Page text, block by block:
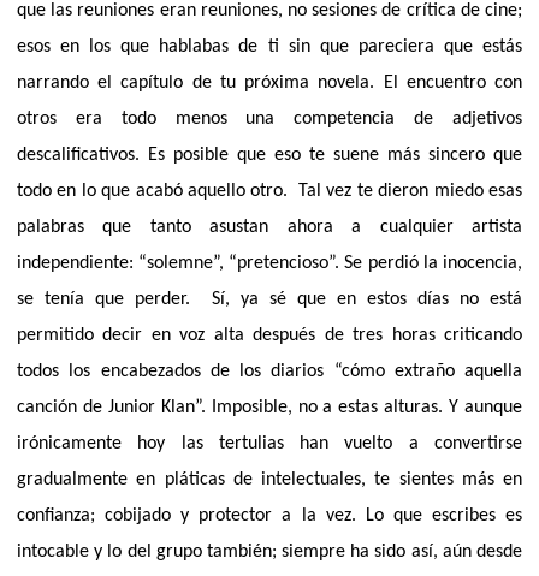
que las reuniones eran reuniones, no sesiones de crítica de cine;
esos en los que hablabas de ti sin que pareciera que estás
narrando el capítulo de tu próxima novela. El encuentro con
otros era todo menos una competencia de adjetivos
descalificativos. Es posible que eso te suene más sincero que
todo en lo que acabó aquello otro. Tal vez te dieron miedo esas
palabras que tanto asustan ahora a cualquier artista
independiente: “solemne”, “pretencioso”. Se perdió la inocencia,
se tenía que perder.
Sí, ya sé que en estos días no está
permitido decir en voz alta después de tres horas criticando
todos los encabezados de los diarios “cómo extraño aquella
canción de Junior Klan”. Imposible, no a estas alturas. Y aunque
irónicamente hoy las tertulias han vuelto a convertirse
gradualmente en pláticas de intelectuales, te sientes más en
confianza; cobijado y protector a la vez. Lo que escribes es
intocable y lo del grupo también; siempre ha sido así, aún desde